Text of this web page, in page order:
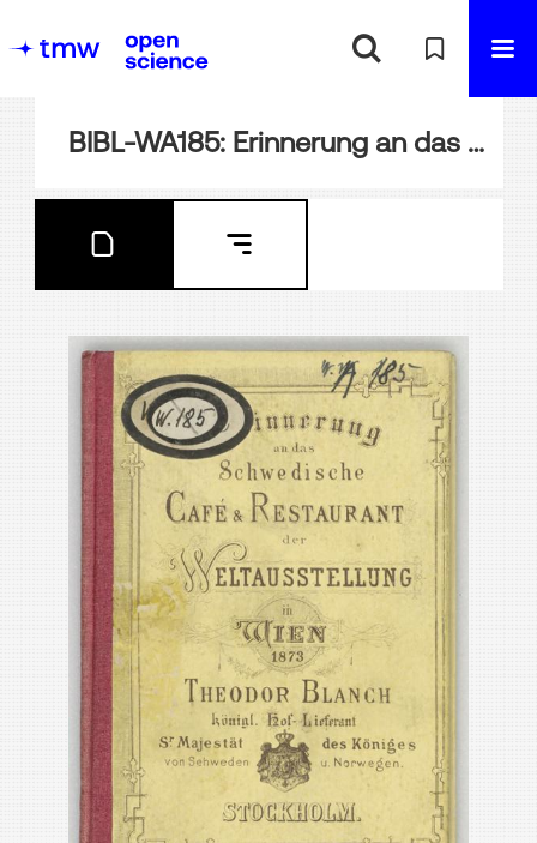
BIBL-WA185: Erinnerung an das Schwedische Café & Restaurant der Weltausstellung in Wien 1873